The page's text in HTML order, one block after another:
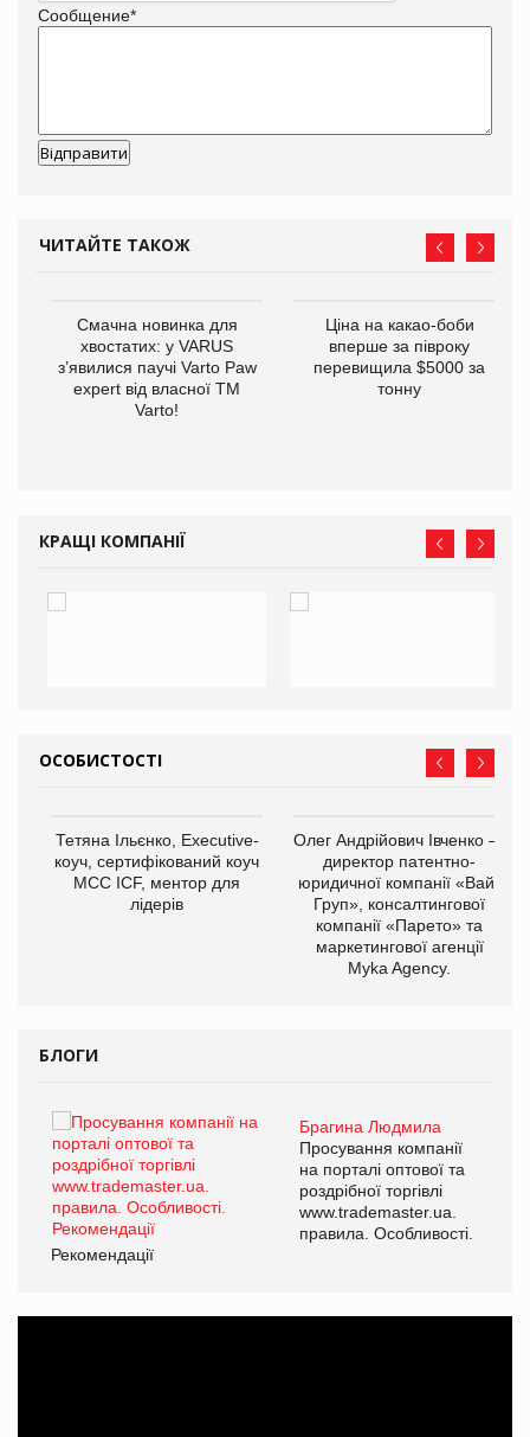
Сообщение*
ЧИТАЙТЕ ТАКОЖ
Смачна новинка для
хвостатих: у VARUS
з’явилися паучі Varto Paw
expert від власної ТМ
Varto!
Ціна на какао-боби
вперше за півроку
перевищила $5000 за
тонну
КРАЩІ КОМПАНІЇ
ОСОБИСТОСТІ
Тетяна Ільєнко, Executive-
коуч, сертифікований коуч
МСС ICF, ментор для
лідерів
Олег Андрійович Івченко —
директор патентно-
юридичної компанії «Вайз
Груп», консалтингової
компанії «Парето» та
маркетингової агенції
Myka Agency.
БЛОГИ
Брагина Людмила
Просування компанії
на порталі оптової та
роздрібної торгівлі
www.trademaster.ua.
правила. Особливості.
Рекомендації